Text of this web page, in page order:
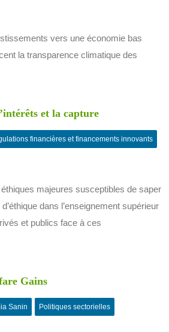
vers une économie bas
la transparence climatique des
et la capture
financières et financements innovants
majeures susceptibles de saper
dans l’enseignement supérieur
et publics face à ces
Gains
Sanin Politiques sectorielles